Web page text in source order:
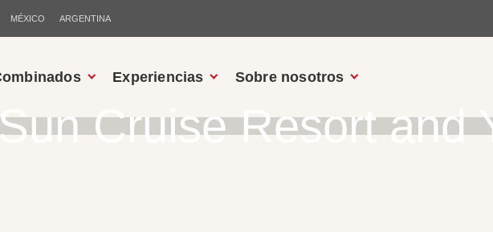
MÉXICO ARGENTINA
Experiencias Sobre nosotros
Cruise Resort and